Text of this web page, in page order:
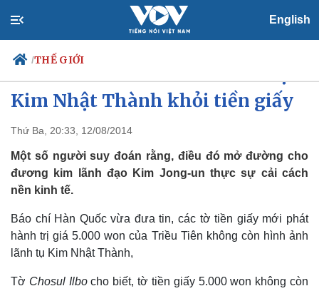
English
/THẾ GIỚI
Chính trị
Đảng
Tổ chức nhân sự
Quốc hội
Tin 24h
Dự báo thời tiết
Việc làm
Biển đảo
Kim Nhật Thành khỏi tiền giấy
Thứ Ba, 20:33, 12/08/2014
Một số người suy đoán rằng, điều đó mở đường cho
đương kim lãnh đạo Kim Jong-un thực sự cải cách
nền kinh tế.
Báo chí Hàn Quốc vừa đưa tin, các tờ tiền giấy mới phát
hành trị giá 5.000 won của Triều Tiên không còn hình ảnh
lãnh tụ Kim Nhật Thành,
Tờ Chosul Ilbocho biết, tờ tiền giấy 5.000 won không còn